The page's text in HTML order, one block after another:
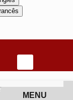
CANTORA
MENU